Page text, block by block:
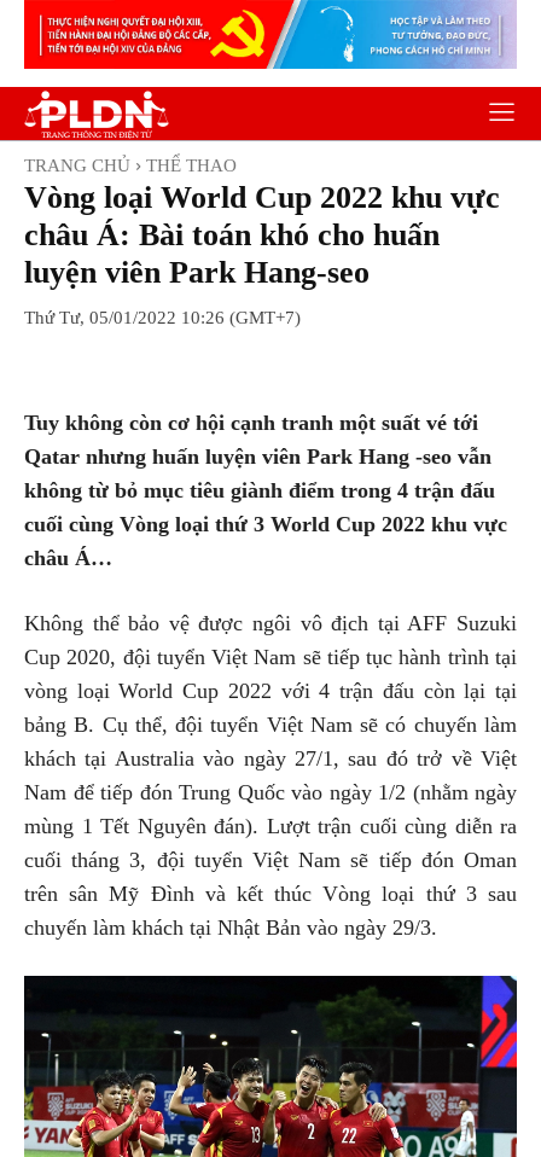
TRANG CHỦ THỂ THAO
Vòng loại World Cup 2022 khu vực
châu Á: Bài toán khó cho huấn
luyện viên Park Hang-seo
Thứ Tư, 05/01/2022 10:26 (GMT+7)
Tuy không còn cơ hội cạnh tranh một suất vé tới
Qatar nhưng huấn luyện viên Park Hang -seo vẫn
không từ bỏ mục tiêu giành điểm trong 4 trận đấu
cuối cùng Vòng loại thứ 3 World Cup 2022 khu vực
châu Á…
Không thể bảo vệ được ngôi vô địch tại AFF Suzuki
Cup 2020, đội tuyển Việt Nam sẽ tiếp tục hành trình tại
vòng loại World Cup 2022 với 4 trận đấu còn lại tại
bảng B. Cụ thể, đội tuyển Việt Nam sẽ có chuyến làm
khách tại Australia vào ngày 27/1, sau đó trở về Việt
Nam để tiếp đón Trung Quốc vào ngày 1/2 (nhằm ngày
mùng 1 Tết Nguyên đán). Lượt trận cuối cùng diễn ra
cuối tháng 3, đội tuyển Việt Nam sẽ tiếp đón Oman
trên sân Mỹ Đình và kết thúc Vòng loại thứ 3 sau
chuyến làm khách tại Nhật Bản vào ngày 29/3.